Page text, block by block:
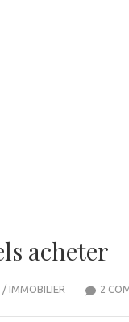
acheter
2
IMMOBILIER